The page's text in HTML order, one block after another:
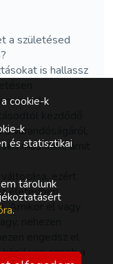
a születésed
is hallassz
nyomot
kezdődő
várandóságáról,
más mint, amit
ezért
életedben
Amikor el vagy
van ennek a
cookie-k
k
és statisztikai
tárolunk
.